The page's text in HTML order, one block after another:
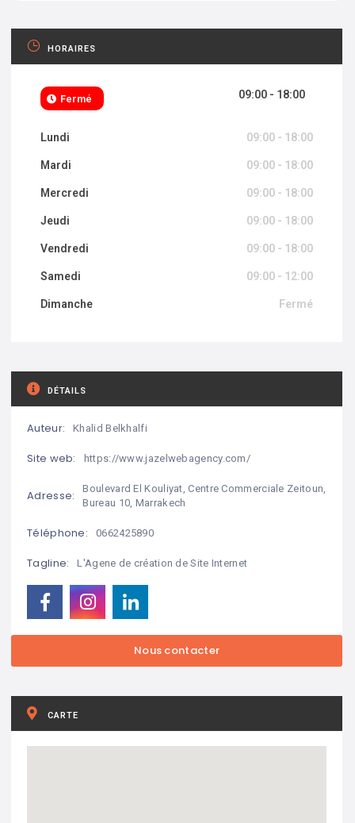
HORAIRES
Fermé 09:00 - 18:00
Lundi 09:00 - 18:00
Mardi 09:00 - 18:00
Mercredi 09:00 - 18:00
Jeudi 09:00 - 18:00
Vendredi 09:00 - 18:00
Samedi 09:00 - 12:00
Dimanche Fermé
DÉTAILS
Auteur: Khalid Belkhalfi
Site web: https://www.jazelwebagency.com/
Adresse:
Boulevard El Kouliyat, Centre Commerciale Zeitoun,
Bureau 10, Marrakech
Téléphone: 0662425890
Tagline: L'Agene de création de Site Internet
CARTE